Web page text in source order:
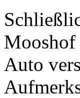
Mooshof
Auto